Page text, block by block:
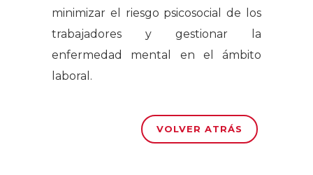
minimizar el riesgo psicosocial de los
trabajadores y gestionar la
enfermedad mental en el ámbito
laboral.
VOLVER ATRÁS